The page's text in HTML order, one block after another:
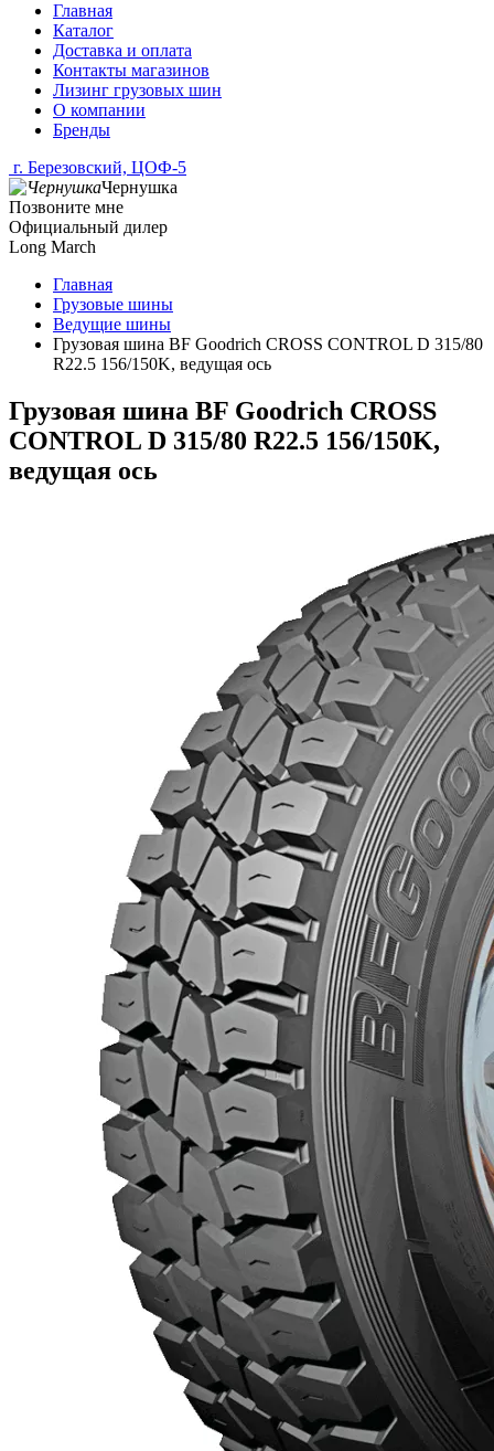
Главная
Каталог
Доставка и оплата
Контакты магазинов
Лизинг грузовых шин
О компании
Бренды
г. Березовский, ЦОФ-5
Чернушка
Позвоните мне
Официальный дилер
Long March
Главная
Грузовые шины
Ведущие шины
Грузовая шина BF Goodrich CROSS CONTROL D 315/80
R22.5 156/150K, ведущая ось
Грузовая шина BF Goodrich CROSS
CONTROL D 315/80 R22.5 156/150K,
ведущая ось